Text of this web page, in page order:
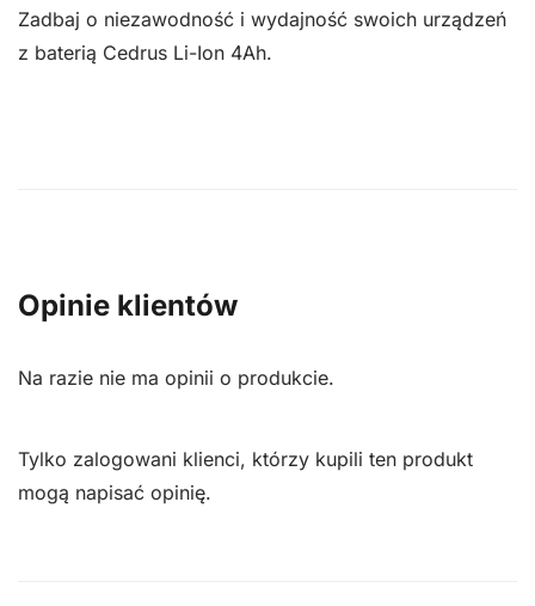
Zadbaj o niezawodność i wydajność swoich urządzeń
z baterią Cedrus Li-Ion 4Ah.
Opinie klientów
Na razie nie ma opinii o produkcie.
Tylko zalogowani klienci, którzy kupili ten produkt
mogą napisać opinię.